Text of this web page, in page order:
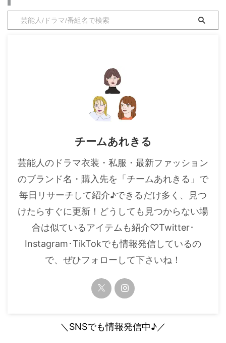
チームあれきる
芸能人のドラマ衣装・私服・最新ファッション
のブランド名・購入先を「チームあれきる」で
毎日リサーチして紹介♪できるだけ多く、見つ
けたらすぐに更新！どうしても見つからない場
合は似ているアイテムも紹介♡Twitter･
Instagram･TikTokでも情報発信しているの
で、ぜひフォローして下さいね！
＼SNSでも情報発信中♪／